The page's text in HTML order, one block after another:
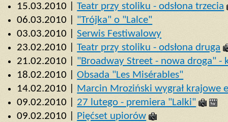
15.03.2010 |Teatr przy stoliku - odsłona trzecia
06.03.2010 | "Trójka" o "Lalce"
03.03.2010 |Serwis Festiwalowy
23.02.2010 |Teatr przy stoliku - odsłona druga
21.02.2010 | "Broadway Street - nowa droga" -
18.02.2010 |Obsada "Les Misérables"
14.02.2010 |
Marcin Mroziński wygrał krajowe
09.02.2010 | 27 lutego - premiera "Lalki"
09.02.2010 |
Pięćset upiorów